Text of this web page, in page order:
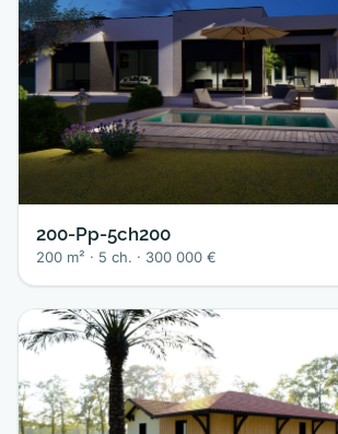
200-Pp-5ch200
200 m² · 5 ch. · 300 000 €